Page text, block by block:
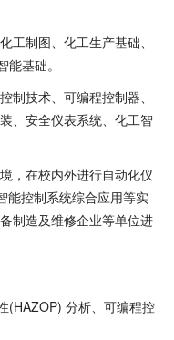
工制图、化工生产基础、
基础。
制技术、可编程控制器、
、安全仪表系统、化工智
，在校内外进行自动化仪
能控制系统综合应用等实
制造及维修企业等单位进
(HAZOP) 分析、可编程控